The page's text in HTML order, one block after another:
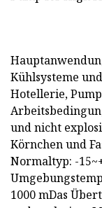
Kühlsysteme
Hotellerie,
und nicht
Körnchen und
Normaltyp: -
1000 mDas